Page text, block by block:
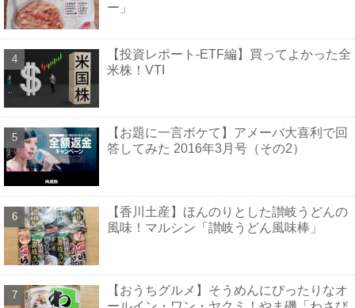
ー」
【投資レポート-ETF編】買ってよかった全
米株！VTI
【お題に一言ボケて】アメーバ大喜利で回
答してみた 2016年3月号（その2）
【香川土産】ほんのりとした讃岐うどんの
風味！マルシン「讃岐うどん風味棒」
【おうちグルメ】そうめんにぴったりなオ